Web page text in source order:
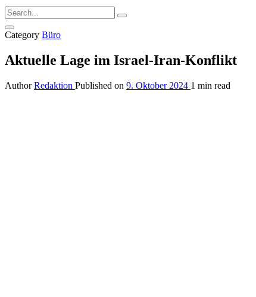
Category Büro
Aktuelle Lage im Israel-Iran-Konflikt
Author Redaktion Published on 9. Oktober 2024 1 min read